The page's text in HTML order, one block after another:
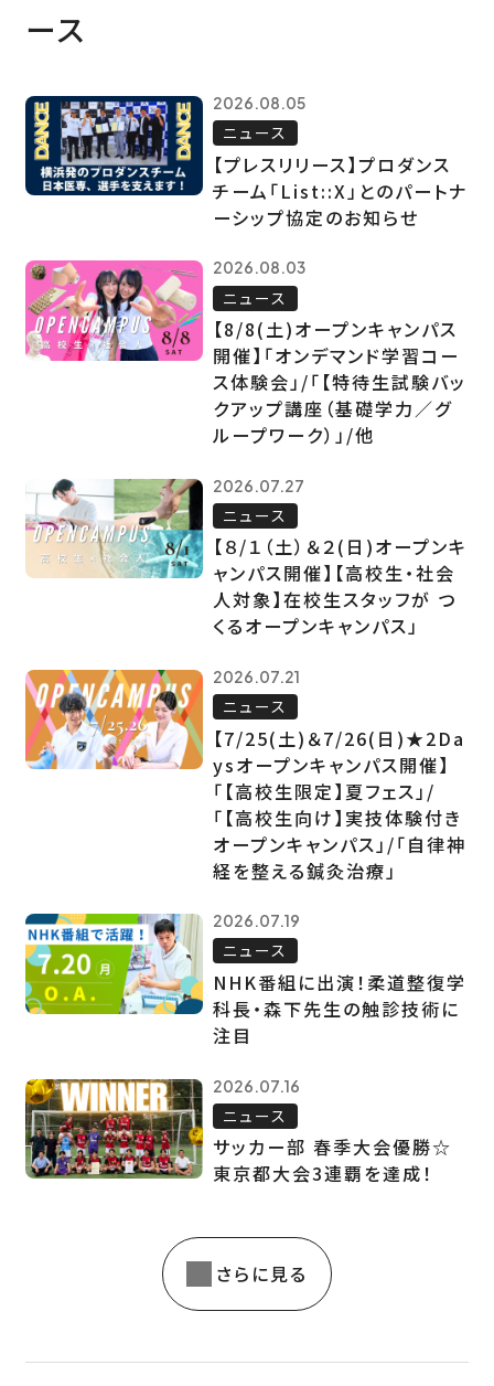
ース
2026.08.05
ニュース
【プレスリリース】プロダンス
チーム「List::X」とのパートナ
ーシップ協定のお知らせ
2026.08.03
ニュース
【8/8(土)オープンキャンパス
開催】「オンデマンド学習コー
ス体験会」/「【特待生試験バッ
クアップ講座（基礎学力／グ
ループワーク）」/他
2026.07.27
ニュース
【８/１（土）＆２(日)オープンキ
ャンパス開催】【高校生・社会
人対象】在校生スタッフが つ
くるオープンキャンパス」
2026.07.21
ニュース
【7/25(土)＆7/26(日)★2Da
ysオープンキャンパス開催】
「【高校生限定】夏フェス」/
「【高校生向け】実技体験付き
オープンキャンパス」/「自律神
経を整える鍼灸治療」
2026.07.19
ニュース
NHK番組に出演！柔道整復学
科長・森下先生の触診技術に
注目
2026.07.16
ニュース
サッカー部 春季大会優勝☆
東京都大会3連覇を達成！
さらに見る